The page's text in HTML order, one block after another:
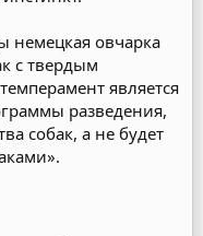
немецкая овчарка
с твердым
является
разведения,
собак, а не будет